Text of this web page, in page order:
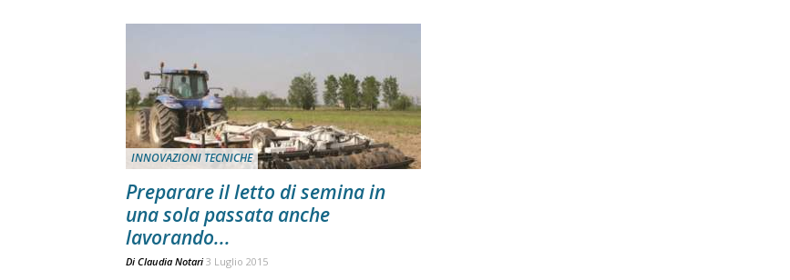
INNOVAZIONI TECNICHE
Preparare il letto di semina in
una sola passata anche
lavorando...
Di Claudia Notari 3 Luglio 2015